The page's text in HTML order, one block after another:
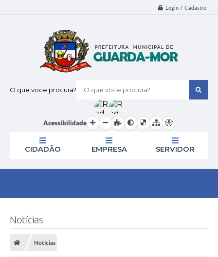
Login / Cadastro
O que voce procura?
Acessibilidade
CIDADÃO EMPRESA SERVIDOR
Notícias
Notícias